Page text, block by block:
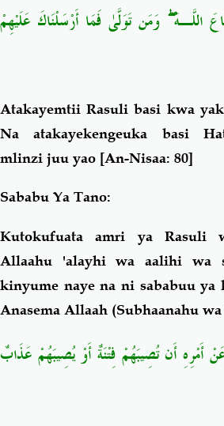
اللَّـهَ ۖ وَمَن تَوَلَّىٰ فَمَا أَرْسَلْنَاكَ عَلَيْهِمْ
Atakayemtii Rasuli basi kwa
Na atakayekengeuka basi
mlinzi juu yao [An-Nisaa: 80]
Sababu Ya Tano:
Kutokufuata amri ya Rasuli
Allaahu 'alayhi wa aalihi wa
kinyume naye na ni sababuu ya
Anasema Allaah (Subhaanahu wa
أَمْرِهِ أَن تُصِيبَهُمْ فِتْنَةٌ أَوْ يُصِيبَهُمْ عَذَابٌ